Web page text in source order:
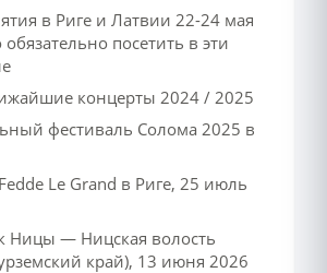
в Риге и Латвии 22-24 мая
посетить в эти
концерты 2024 / 2025
фестиваль Солома 2025 в
Le Grand в Риге, 25 июль
Ницы — Ницская волость
край), 13 июня 2026